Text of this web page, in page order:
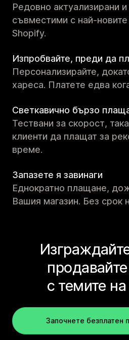
Редовно актуализирани и
съвместими с най-
Shopify.
Изпробвайте, преди да
Персонализирайте,
хареса. Платете едва
Светкавично бързо
Тествани за скорост,
клиенти да плащат за
време.
Запазете я завинаги
Еднократно плащане,
Вашия магазин. Без срок
с темите
Започнете безплатен